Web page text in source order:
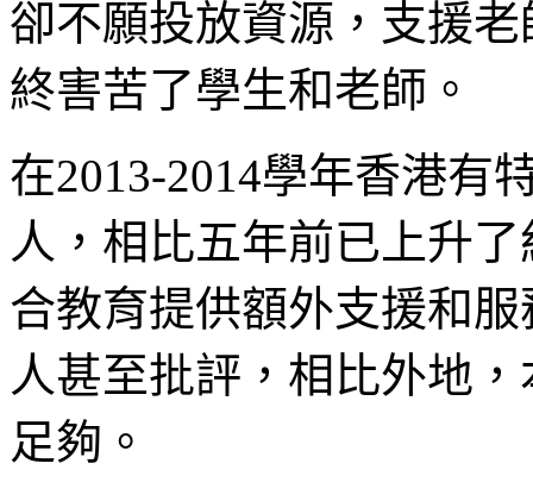
卻不願投放資源，支援
終害苦了學生和老師。
在2013-2014學年香港有
人，相比五年前已上升
合教育提供額外支援和
人甚至批評，相比外地
足夠。